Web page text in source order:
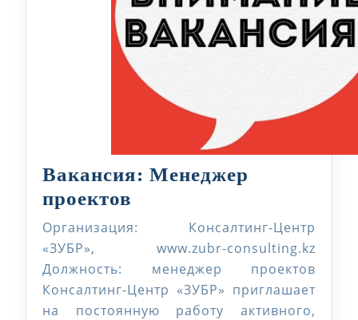
Вакансия: Менеджер
проектов
Менеджер
проектов
Организация: Консалтинг-Центр
«ЗУБР», www.zubr-consulting.kz
Должность: менеджер проектов
Консалтинг-Центр «ЗУБР» приглашает
на постоянную работу активного,